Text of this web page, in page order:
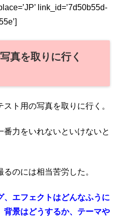
link_id=’7d50b55d-
真を取りに行く
ト用の写真を取りに行く。
力をいれないといけないと
のには相当苦労した。
、エフェクトはどんなふうに
背景はどうするか、テーマや